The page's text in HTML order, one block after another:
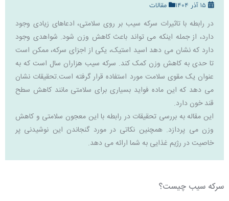
مقالات
در رابطه با تاثیرات سرکه سیب بر روی سلامتی، ادعاهای زیادی وجود
دارد، از جمله اینکه می تواند باعث کاهش وزن شود. شواهدی وجود
دارد که نشان می دهد اسید استیک، یکی از اجزای سرکه، ممکن است
تا حدی به کاهش وزن کمک کند. سرکه سیب هزاران سال است که به
عنوان یک مقوی سلامت مورد استفاده قرار گرفته است.تحقیقات نشان
می دهد که این ماده فواید بسیاری برای سلامتی مانند کاهش سطح
قند خون دارد.
این مقاله به بررسی تحقیقات در رابطه با این معجون سلامتی و کاهش
وزن می پردازد. همچنین نکاتی در مورد گنجاندن این نوشیدنی پر
خاصیت در رژیم غذایی به شما ارائه می دهد.
سرکه سیب چیست؟